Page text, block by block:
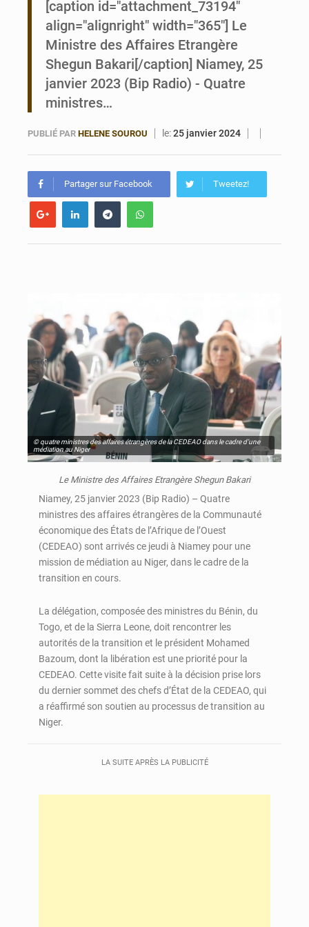
Bénin : Le CEG La Verdure de Ouèdo fait sa mue pour la rentrée
[caption id="attachment_73194"
align="alignright" width="365"] Le
Ministre des Affaires Etrangère
Shegun Bakari[/caption] Niamey, 25
janvier 2023 (Bip Radio) - Quatre
ministres…
PUBLIÉ PAR HELENE SOUROU le:25 janvier 2024
Partager sur Facebook Tweetez!
© quatre ministres des affaires étrangères de la CEDEAO dans le cadre d’une
médiation au Niger
Le Ministre des Affaires Etrangère Shegun Bakari
Niamey, 25 janvier 2023 (Bip Radio) – Quatre
ministres des affaires étrangères de la Communauté
économique des États de l’Afrique de l’Ouest
(CEDEAO) sont arrivés ce jeudi à Niamey pour une
mission de médiation au Niger, dans le cadre de la
transition en cours.
La délégation, composée des ministres du Bénin, du
Togo, et de la Sierra Leone, doit rencontrer les
autorités de la transition et le président Mohamed
Bazoum, dont la libération est une priorité pour la
CEDEAO. Cette visite fait suite à la décision prise lors
du dernier sommet des chefs d’État de la CEDEAO, qui
a réaffirmé son soutien au processus de transition au
Niger.
LA SUITE APRÈS LA PUBLICITÉ